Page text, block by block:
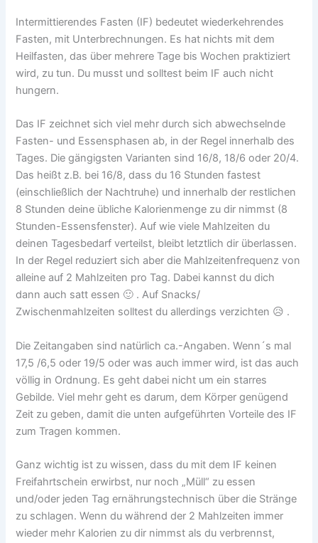
Intermittierendes Fasten (IF) bedeutet wiederkehrendes
Fasten, mit Unterbrechnungen. Es hat nichts mit dem
Heilfasten, das über mehrere Tage bis Wochen praktiziert
wird, zu tun. Du musst und solltest beim IF auch nicht
hungern.
Das IF zeichnet sich viel mehr durch sich abwechselnde
Fasten- und Essensphasen ab, in der Regel innerhalb des
Tages. Die gängigsten Varianten sind 16/8, 18/6 oder 20/4.
Das heißt z.B. bei 16/8, dass du 16 Stunden fastest
(einschließlich der Nachtruhe) und innerhalb der restlichen
8 Stunden deine übliche Kalorienmenge zu dir nimmst (8
Stunden-Essensfenster). Auf wie viele Mahlzeiten du
deinen Tagesbedarf verteilst, bleibt letztlich dir überlassen.
In der Regel reduziert sich aber die Mahlzeitenfrequenz von
alleine auf 2 Mahlzeiten pro Tag. Dabei kannst du dich
dann auch satt essen 🙂 . Auf Snacks/
Zwischenmahlzeiten solltest du allerdings verzichten 😥 .
Die Zeitangaben sind natürlich ca.-Angaben. Wenn´s mal
17,5 /6,5 oder 19/5 oder was auch immer wird, ist das auch
völlig in Ordnung. Es geht dabei nicht um ein starres
Gebilde. Viel mehr geht es darum, dem Körper genügend
Zeit zu geben, damit die unten aufgeführten Vorteile des IF
zum Tragen kommen.
Ganz wichtig ist zu wissen, dass du mit dem IF keinen
Freifahrtschein erwirbst, nur noch „Müll“ zu essen
und/oder jeden Tag ernährungstechnisch über die Stränge
zu schlagen. Wenn du während der 2 Mahlzeiten immer
wieder mehr Kalorien zu dir nimmst als du verbrennst,